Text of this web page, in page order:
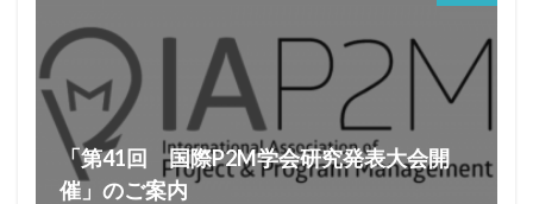
「第41回 国際P2M学会研究発表大会開
催」のご案内